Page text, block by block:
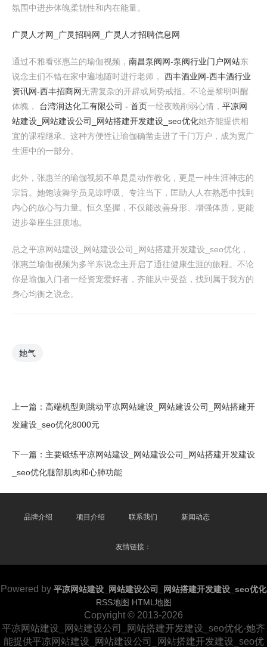
氛围中进步体魄柔韧性和内在能量。
广灵人才网_广灵招聘网_广灵人才招聘信息网
通过不雅看张惠兰的瑜伽视频， 南昌泵阀网-泵阀行业门户网站东
说念主们不错在家中遍地随时进行老师， 西丰酒业网-西丰酒行业
资讯网-西丰招商网无需复杂的开辟或局势戒指。不论是黎明叫醒
体魄， 台湾润达化工有限公司 - 首页一经夜晚削弱心情， 平凉网
站建设_网站建设公司_网站搭建开发建设_seo优化她齐能提供相
宜的课程继承。这种方便性让瑜伽确凿走进了千门万户，成为宽广
生涯中的一部分。
此外，张惠兰的瑜伽视频不单是是动作教化，更是一种生涯神志的
宗旨。她饱读舞学员见谅呼吸、专注当下，匡助人人在熟悉中找到
内心的放心与力量。恒久坚握，不仅能改善身形、增强体质，更能
进步举座生涯质地。
总之平凉网站建设_网站建设公司_网站搭建开发建设_seo优化，
张惠兰瑜伽视频为多半东说念主开启了通往健康生涯的旅程。不论
你是瑜伽入门者一经资宠爱好者，齐能从中受益，找到属于我方的
身心均衡之说念。
她气
上一篇： 高端机型则跳动平凉网站建设_网站建设公司_网站搭建开
发建设_seo优化8000元
下一篇： 主要锻练平凉网站建设_网站建设公司_网站搭建开发建设
_seo优化腿部肌肉和心肺功能
品牌介绍 项目介绍 联系我们 新闻动态
友情链接：
Powered by 平凉网站建设_网站建设公司_网站搭建开发建设_seo优化
RSS地图 HTML地图
Copyright © 2013-2026
平凉网站建设_网站建设公司_网站搭建开发建设_seo优化-她齐
能提供平凉网站建设_网站建设公司_网站搭建开发建设_seo优